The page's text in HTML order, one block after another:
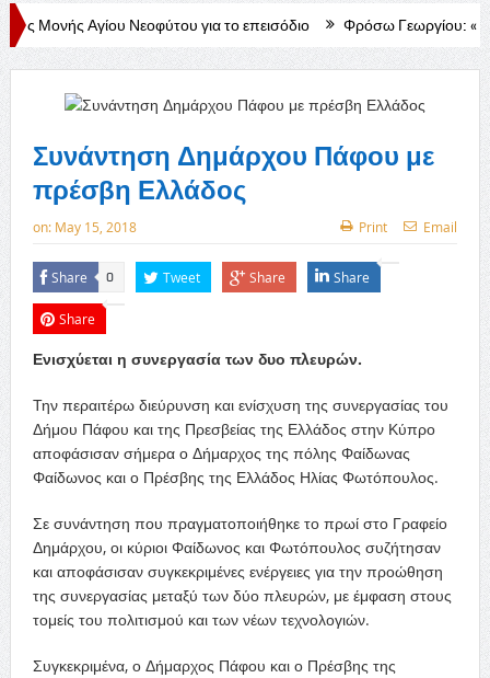
Νεοφύτου για το επεισόδιο Φρόσω Γεωργίου: «Διαρκής,
Συνάντηση Δημάρχου Πάφου με
πρέσβη Ελλάδος
on: May 15, 2018 Print Email
Share 0 Tweet Share Share
Share
Ενισχύεται η συνεργασία των δυο πλευρών.
Την περαιτέρω διεύρυνση και ενίσχυση της συνεργασίας του
Δήμου Πάφου και της Πρεσβείας της Ελλάδος στην Κύπρο
αποφάσισαν σήμερα ο Δήμαρχος της πόλης Φαίδωνας
Φαίδωνος και ο Πρέσβης της Ελλάδος Ηλίας Φωτόπουλος.
Σε συνάντηση που πραγματοποιήθηκε το πρωί στο Γραφείο
Δημάρχου, οι κύριοι Φαίδωνος και Φωτόπουλος συζήτησαν
και αποφάσισαν συγκεκριμένες ενέργειες για την προώθηση
της συνεργασίας μεταξύ των δύο πλευρών, με έμφαση στους
τομείς του πολιτισμού και των νέων τεχνολογιών.
Συγκεκριμένα, ο Δήμαρχος Πάφου και ο Πρέσβης της